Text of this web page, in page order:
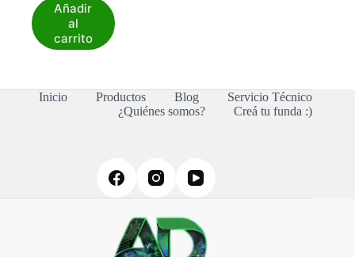
Añadir
al
carrito
Inicio Productos Blog
Servicio Técnico
¿Quiénes somos?
Creá tu funda :)